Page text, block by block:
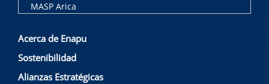
MASP Arica
Acerca de Enapu
Sostenibilidad
Alianzas Estratégicas